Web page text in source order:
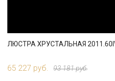
ЛЮСТРА ХРУСТАЛЬНАЯ
65 227 руб. 93 181 руб.